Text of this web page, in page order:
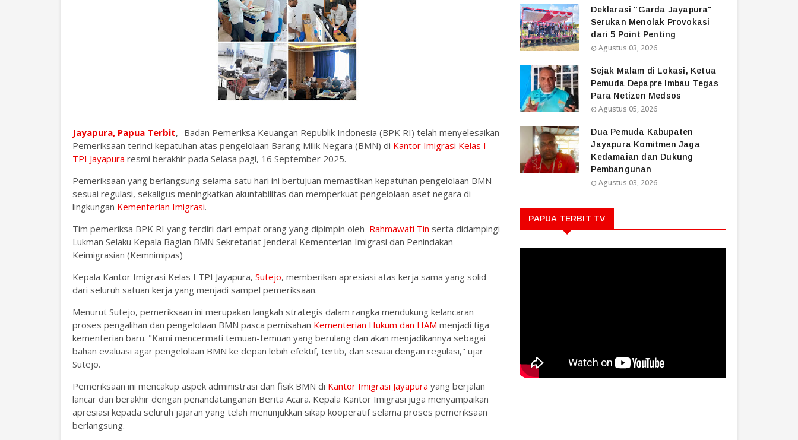
Jayapura, Papua Terbit, -Badan Pemeriksa Keuangan Republik Indonesia (BPK RI) telah menyelesaikan
Pemeriksaan terinci kepatuhan atas pengelolaan Barang Milik Negara (BMN) di Kantor Imigrasi Kelas I
TPI Jayapura resmi berakhir pada Selasa pagi, 16 September 2025.
Pemeriksaan yang berlangsung selama satu hari ini bertujuan memastikan kepatuhan pengelolaan BMN
sesuai regulasi, sekaligus meningkatkan akuntabilitas dan memperkuat pengelolaan aset negara di
lingkungan Kementerian Imigrasi.
Tim pemeriksa BPK RI yang terdiri dari empat orang yang dipimpin oleh Rahmawati Tin serta didampingi
Lukman Selaku Kepala Bagian BMN Sekretariat Jenderal Kementerian Imigrasi dan Penindakan
Keimigrasian (Kemnimipas)
Kepala Kantor Imigrasi Kelas I TPI Jayapura, Sutejo, memberikan apresiasi atas kerja sama yang solid
dari seluruh satuan kerja yang menjadi sampel pemeriksaan.
Menurut Sutejo, pemeriksaan ini merupakan langkah strategis dalam rangka mendukung kelancaran
proses pengalihan dan pengelolaan BMN pasca pemisahan Kementerian Hukum dan HAM menjadi tiga
kementerian baru. "Kami mencermati temuan-temuan yang berulang dan akan menjadikannya sebagai
bahan evaluasi agar pengelolaan BMN ke depan lebih efektif, tertib, dan sesuai dengan regulasi," ujar
Sutejo.
Pemeriksaan ini mencakup aspek administrasi dan fisik BMN di Kantor Imigrasi Jayapura yang berjalan
lancar dan berakhir dengan penandatanganan Berita Acara. Kepala Kantor Imigrasi juga menyampaikan
apresiasi kepada seluruh jajaran yang telah menunjukkan sikap kooperatif selama proses pemeriksaan
berlangsung.
Deklarasi "Garda Jayapura"
Serukan Menolak Provokasi
dari 5 Point Penting
Agustus 03, 2026
Sejak Malam di Lokasi, Ketua
Pemuda Depapre Imbau Tegas
Para Netizen Medsos
Agustus 05, 2026
Dua Pemuda Kabupaten
Jayapura Komitmen Jaga
Kedamaian dan Dukung
Pembangunan
Agustus 03, 2026
PAPUA TERBIT TV